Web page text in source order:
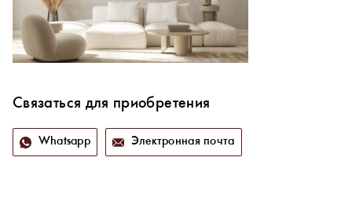
Связаться для приобретения
Whatsapp Электронная почта